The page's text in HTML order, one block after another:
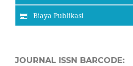
Biaya Publikasi
JOURNAL ISSN BARCODE: